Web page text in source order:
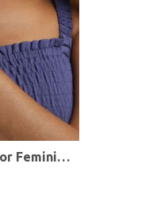
Relógio +Acessório Condor Feminino DOURADO